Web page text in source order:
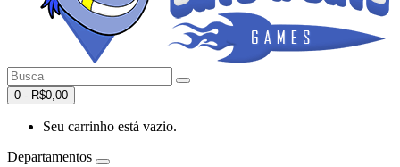
0 - R$0,00
Seu carrinho está vazio.
Departamentos